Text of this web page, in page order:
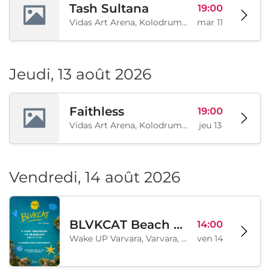
Tash Sultana
Vidas Art Arena, Kolodrum, Borisova gradina, Sofia, BG
19:00
mar 11
Jeudi, 13 août 2026
Faithless
Vidas Art Arena, Kolodrum, Borisova gradina, Sofia, BG
19:00
jeu 13
Vendredi, 14 août 2026
BLVKCAT Beach Festival 2026, Wake up Varvara
Wake UP Varvara, Varvara, BG
14:00
ven 14